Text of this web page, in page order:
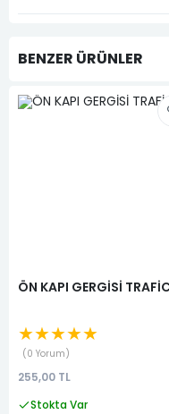
BENZER ÜRÜNLER
ÖN KAPI GERGİSİ
★★★★★
0 Yorum
255,00 TL
Stokta Var